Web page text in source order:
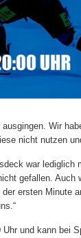
Wir
nicht nutzen
war lediglich
gefallen. Auch
ersten Minute
und kann bei